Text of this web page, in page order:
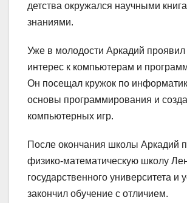
детства окружался научными
знаниями.
Уже в молодости Аркадий
интерес к компьютерам и
Он посещал кружок по
основы программирования и
компьютерных игр.
После окончания школы Аркадий
физико-математическую школу
государственного университета и
закончил обучение с отличием.